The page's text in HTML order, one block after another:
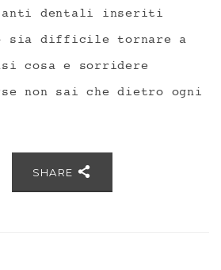
dentali inseriti
sia difficile tornare a
cosa e sorridere
non sai che dietro ogni
SHARE